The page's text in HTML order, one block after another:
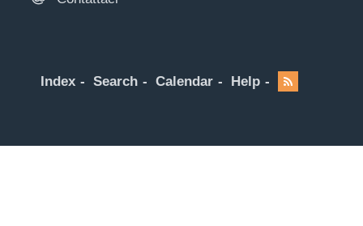
Index Search Calendar Help